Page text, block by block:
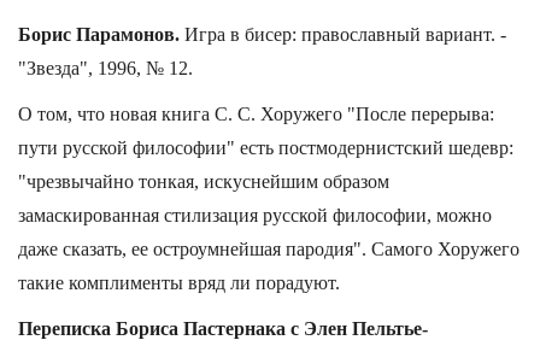
Борис Парамонов. Игра в бисер: православный вариант. -
"Звезда", 1996, № 12.
О том, что новая книга С. С. Хоружего "После перерыва:
пути русской философии" есть постмодернистский шедевр:
"чрезвычайно тонкая, искуснейшим образом
замаскированная стилизация русской философии, можно
даже сказать, ее остроумнейшая пародия". Самого Хоружего
такие комплименты вряд ли порадуют.
Переписка Бориса Пастернака с Элен Пельтье-